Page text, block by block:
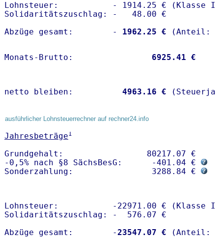
Lohnsteuer:           - 1914.25 € (Klasse I)
Solidaritätszuschlag: -   48.00 €
Abzüge gesamt:        -
1962.25 €
Monats-Brutto: 6925.41 €
netto bleiben: 4963.16 €
ausführlicher Lohnsteuerrechner auf rechner24.info
Jahresbeträge1
Grundgehalt:                 80217.07 €
-0,5% nach §8 SächsBesG:      -401.04 €
Sonderzahlung:                3288.84 €
Lohnsteuer:           -22971.00 € (Klasse I)
Solidaritätszuschlag: -  576.07 €
Abzüge gesamt:        -23547.07 €